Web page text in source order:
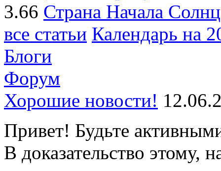
3.66 Страна Начала
все статьи Календарь на
Блоги
Форум
Хорошие новости!
Привет! Будьте
В доказательство этому,